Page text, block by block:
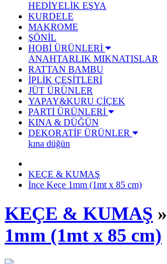
HEDİYELİK EŞYA
KURDELE
MAKROME
ŞÖNİL
HOBİ ÜRÜNLERİ
ANAHTARLIK MIKNATISLAR
RATTAN BAMBU
İPLİK ÇEŞİTLERİ
JÜT ÜRÜNLER
YAPAY&KURU ÇİÇEK
PARTİ ÜRÜNLERİ
KINA & DÜĞÜN
DEKORATİF ÜRÜNLER
kına düğün
KEÇE & KUMAŞ
İnce Keçe 1mm (1mt x 85 cm)
KEÇE & KUMAŞ »
1mm (1mt x 85 cm)